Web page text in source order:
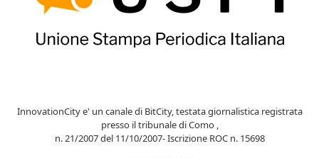
InnovationCity e' un canale di BitCity, testata giornalistica registrata
presso il tribunale di Como ,
n. 21/2007 del 11/10/2007- Iscrizione ROC n. 15698